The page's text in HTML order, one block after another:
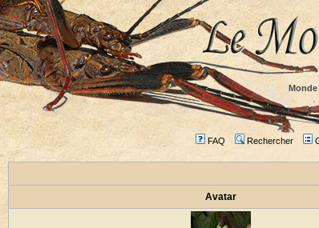
FAQ Rechercher
Avatar